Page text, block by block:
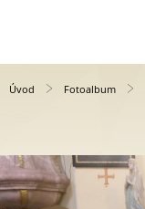
Úvod Fotoalbum